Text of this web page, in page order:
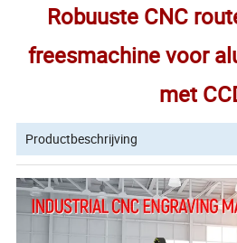
Robuuste CNC
freesmachine voor
met
Productbeschrijving